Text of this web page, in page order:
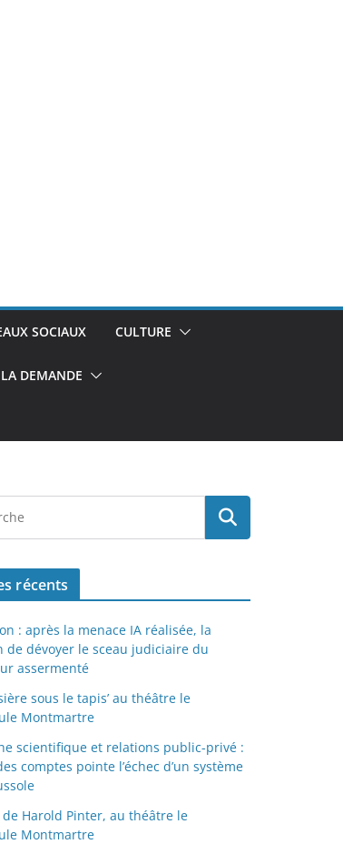
SOCIAUX CULTURE
DEMANDE
récents
: après la menace IA réalisée, la
de dévoyer le sceau judiciaire du
assermenté
sous le tapis’ au théâtre le
Montmartre
scientifique et relations public-privé :
comptes pointe l’échec d’un système
de Harold Pinter, au théâtre le
Montmartre